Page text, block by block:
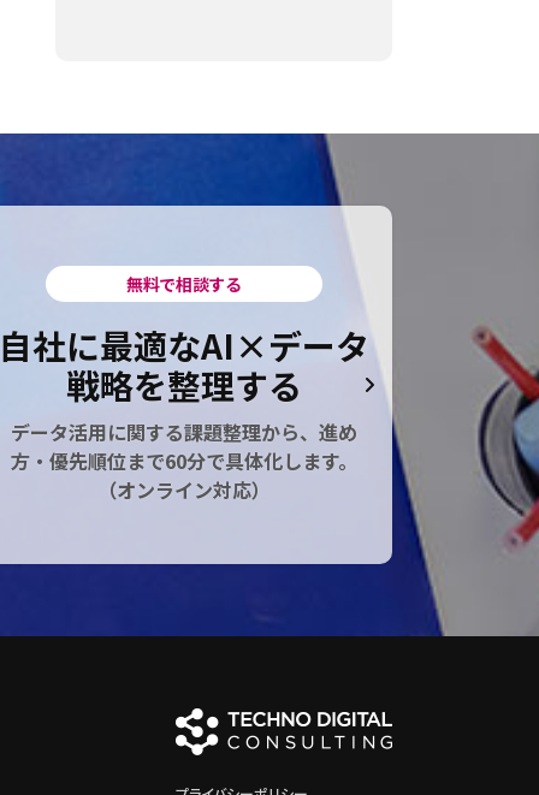
無料で相談する
自社に最適なAI×データ
戦略を整理する
データ活用に関する課題整理から、進め
方・優先順位まで60分で具体化します。
（オンライン対応）